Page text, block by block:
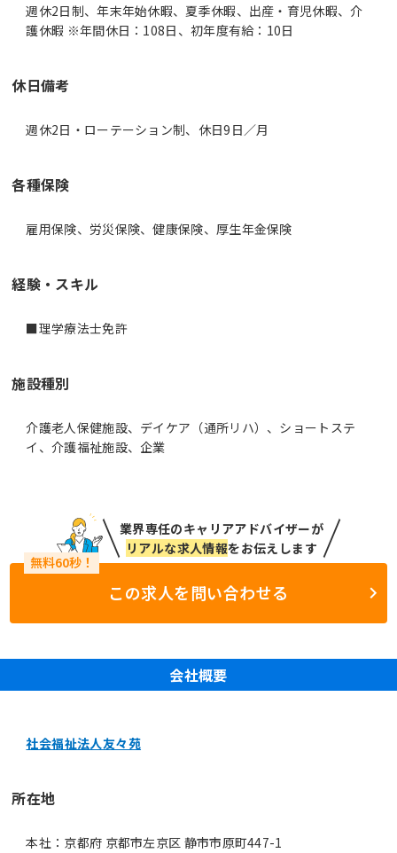
週休2日制、年末年始休暇、夏季休暇、出産・育児休暇、介
護休暇 ※年間休日：108日、初年度有給：10日
休日備考
週休2日・ローテーション制、休日9日／月
各種保険
雇用保険、労災保険、健康保険、厚生年金保険
経験・スキル
■理学療法士免許
施設種別
介護老人保健施設、デイケア（通所リハ）、ショートステ
イ、介護福祉施設、企業
業界専任のキャリアアドバイザーが
リアルな求人情報をお伝えします
この求人を問い合わせる
会社概要
社会福祉法人友々苑
所在地
本社：京都府 京都市左京区 静市市原町447-1